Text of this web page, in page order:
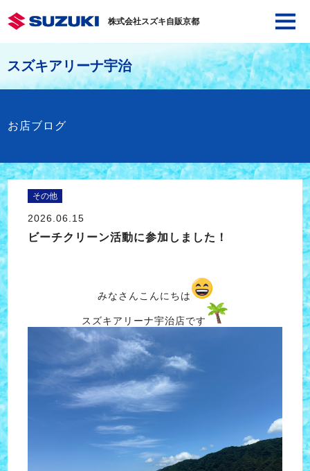
株式会社スズキ自販京都
スズキアリーナ宇治
お店ブログ
その他
2026.06.15
ビーチクリーン活動に参加しました！
みなさんこんにちは
スズキアリーナ宇治店です